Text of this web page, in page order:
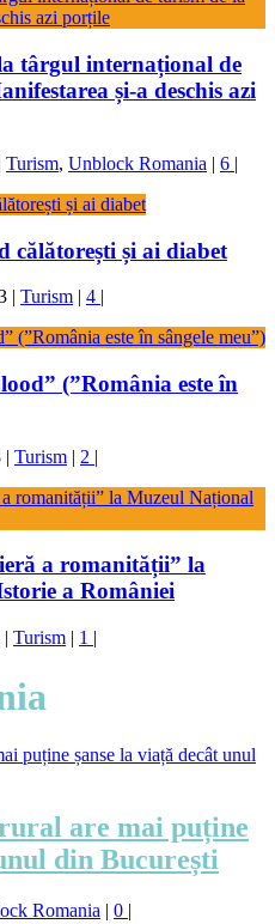
târgul internațional de
și-a deschis azi
Turism, Unblock Romania | 6 |
călătorești și ai diabet
| Turism | 4 |
(”România este în
| Turism | 2 |
a romanității” la
a României
| Turism | 1 |
are mai puține
din București
Romania | 0 |